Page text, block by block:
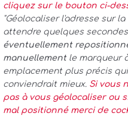
cliquez sur le bouton ci-
"Géolocaliser l'adresse sur la
attendre quelques
éventuellement
manuellementle marqueur
emplacement plus précis
conviendrait mieux. Si vous
pas à vous géolocaliser ou
mal positionné merci de